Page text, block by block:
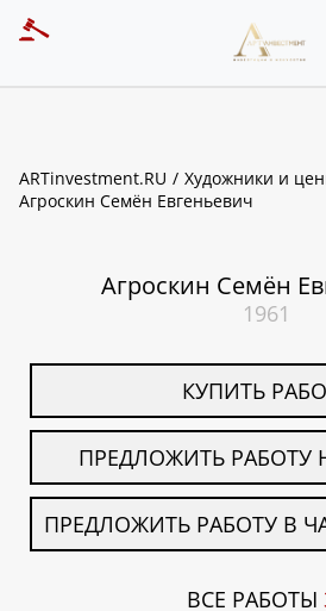
ARTinvestment.RU
Художники и
Агроскин Семён Евгеньевич
Агроскин Семён
1961
КУПИТЬ
ПРЕДЛОЖИТЬ РАБОТУ
ПРЕДЛОЖИТЬ РАБОТУ В
ВСЕ РАБОТЫ